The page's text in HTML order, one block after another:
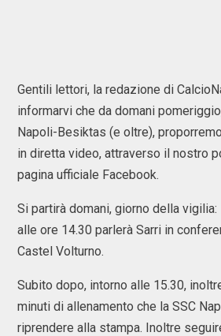
Gentili lettori, la redazione di
informarvi che da domani
Napoli-Besiktas (e oltre),
in diretta video, attraverso il nostro
pagina ufficiale Facebook.
Si partirà domani, giorno della vigilia:
alle ore 14.30 parlerà Sarri in
Castel Volturno.
Subito dopo, intorno alle 15.30,
minuti di allenamento che la SSC
riprendere alla stampa. Inoltre